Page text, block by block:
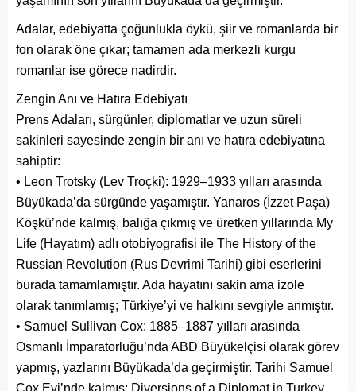
Adalar, edebiyatta çoğunlukla öykü, şiir ve romanlarda bir
fon olarak öne çıkar; tamamen ada merkezli kurgu
romanlar ise görece nadirdir.
Zengin Anı ve Hatıra Edebiyatı
Prens Adaları, sürgünler, diplomatlar ve uzun süreli
sakinleri sayesinde zengin bir anı ve hatıra edebiyatına
sahiptir:
• Leon Trotsky (Lev Troçki): 1929–1933 yılları arasında
Büyükada’da sürgünde yaşamıştır. Yanaros (İzzet Paşa)
Köşkü’nde kalmış, balığa çıkmış ve üretken yıllarında My
Life (Hayatım) adlı otobiyografisi ile The History of the
Russian Revolution (Rus Devrimi Tarihi) gibi eserlerini
burada tamamlamıştır. Ada hayatını sakin ama izole
olarak tanımlamış; Türkiye’yi ve halkını sevgiyle anmıştır.
• Samuel Sullivan Cox: 1885–1887 yılları arasında
Osmanlı İmparatorluğu’nda ABD Büyükelçisi olarak görev
yapmış, yazlarını Büyükada’da geçirmiştir. Tarihi Samuel
Cox Evi’nde kalmış; Diversions of a Diplomat in Turkey